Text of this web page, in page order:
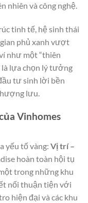
nhiên và công nghệ.
tinh tế, hệ sinh thái
phủ xanh vượt
như một “thiên
là lựa chọn lý tưởng
tư sinh lời bền
lưu.
Vinhomes
yếu tố vàng: Vị trí –
hoàn toàn hội tụ
trong những khu
nối thuận tiện với
hiện đại và các khu